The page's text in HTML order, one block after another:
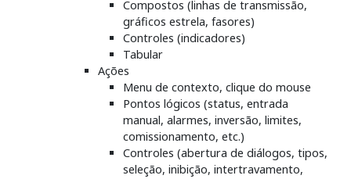
Compostos (linhas de transmissão,
gráficos estrela, fasores)
Controles (indicadores)
Tabular
Ações
Menu de contexto, clique do mouse
Pontos lógicos (status, entrada
manual, alarmes, inversão, limites,
comissionamento, etc.)
Controles (abertura de diálogos, tipos,
seleção, inibição, intertravamento,